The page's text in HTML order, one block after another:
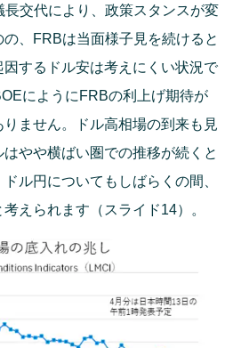
長交代により、政策スタンスが変
、FRBは当面様子見を続けると
するドル安は考えにくい状況で
にようにFRBの利上げ期待が
ません。ドル高相場の到来も見
やや横ばい圏での推移が続くと
ル円についてもしばらくの間、
えられます（スライド14）。